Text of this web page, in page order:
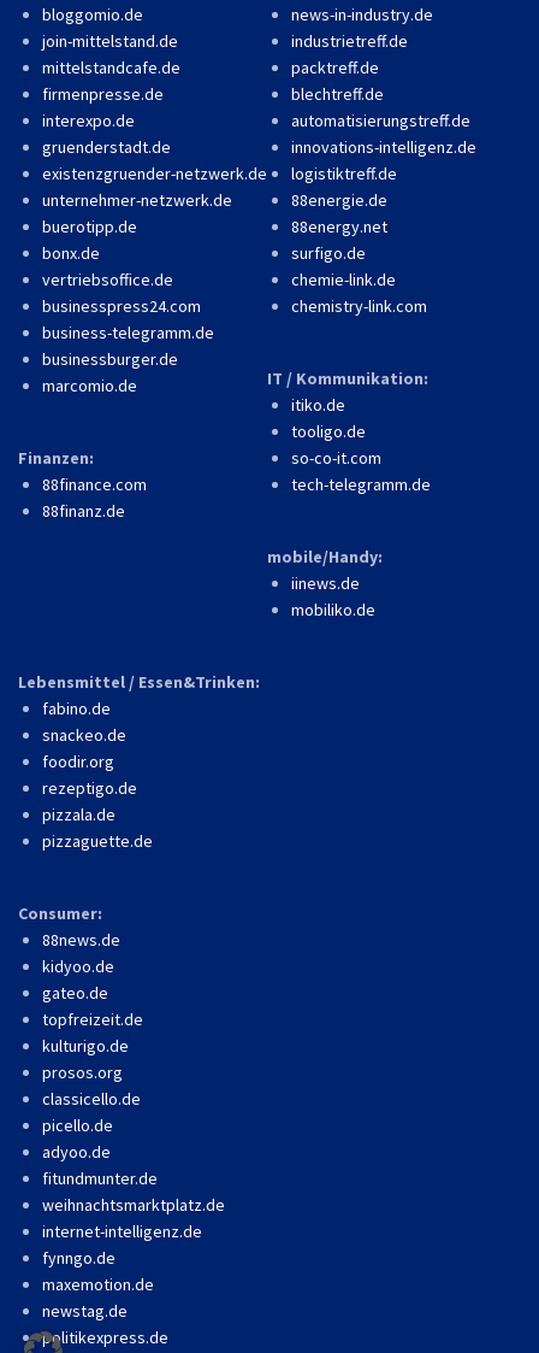
bloggomio.de
join-mittelstand.de
mittelstandcafe.de
firmenpresse.de
interexpo.de
gruenderstadt.de
existenzgruender-netzwerk.de
unternehmer-netzwerk.de
buerotipp.de
bonx.de
vertriebsoffice.de
businesspress24.com
business-telegramm.de
businessburger.de
marcomio.de
Finanzen:
88finance.com
88finanz.de
news-in-industry.de
industrietreff.de
packtreff.de
blechtreff.de
automatisierungstreff.de
innovations-intelligenz.de
logistiktreff.de
88energie.de
88energy.net
surfigo.de
chemie-link.de
chemistry-link.com
IT / Kommunikation:
itiko.de
tooligo.de
so-co-it.com
tech-telegramm.de
mobile/Handy:
iinews.de
mobiliko.de
Lebensmittel / Essen&Trinken:
fabino.de
snackeo.de
foodir.org
rezeptigo.de
pizzala.de
pizzaguette.de
Consumer:
88news.de
kidyoo.de
gateo.de
topfreizeit.de
kulturigo.de
prosos.org
classicello.de
picello.de
adyoo.de
fitundmunter.de
weihnachtsmarktplatz.de
internet-intelligenz.de
fynngo.de
maxemotion.de
newstag.de
politikexpress.de